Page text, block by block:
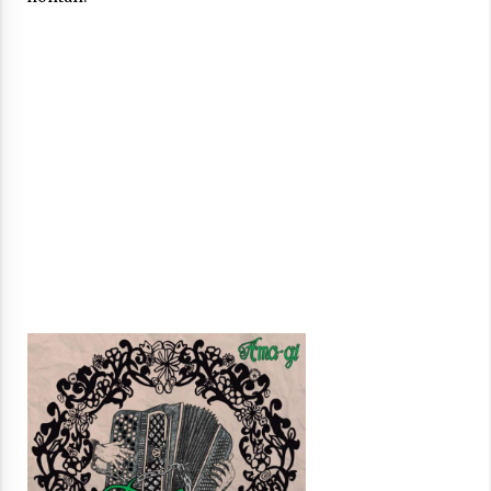
Zebrabidearen denboraldi amaiera
EHZtik
2021/07/01